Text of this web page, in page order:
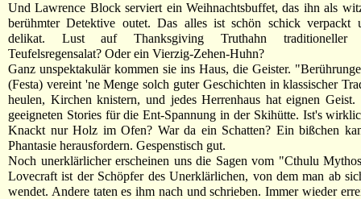
Und Lawrence Block serviert ein Weihnachtsbuffet, das ihn als
berühmter Detektive outet. Das alles ist schön schick verpackt
delikat. Lust auf Thanksgiving Truthahn
Teufelsregensalat? Oder ein Vierzig-Zehen-Huhn?
Ganz unspektakulär kommen sie ins Haus, die Geister.
(Festa) vereint 'ne Menge solch guter Geschichten in klassischer
heulen, Kirchen knistern, und jedes Herrenhaus hat eignen
geeigneten Stories für die Ent-Spannung in der Skihütte. Ist's
Knackt nur Holz im Ofen? War da ein Schatten? Ein bißchen
Phantasie herausfordern. Gespenstisch gut.
Noch unerklärlicher erscheinen uns die Sagen vom "Cthulu
Lovecraft ist der Schöpfer des Unerklärlichen, von dem man ab
wendet. Andere taten es ihm nach und schrieben. Immer wieder